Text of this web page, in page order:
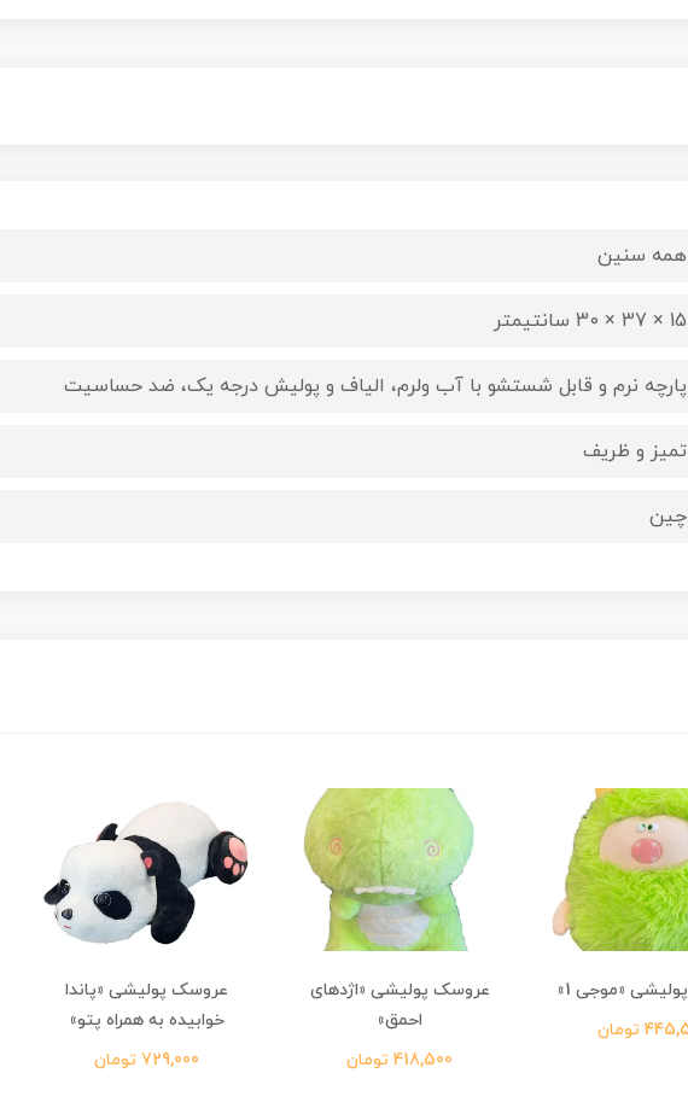
همه سنین
15 × 37 × 30 سانتیمتر
پارچه نرم و قابل شستشو با آب ولرم، الیاف و پولیش درجه یک، ضد حساسیت
تمیز و ظریف
چین
«موجی 1»
تومان
عروسک پولیشی «اژدهای
احمق»
418,500 تومان
عروسک پولیشی «پاندا
خوابیده به همراه پتو»
729,000 تومان